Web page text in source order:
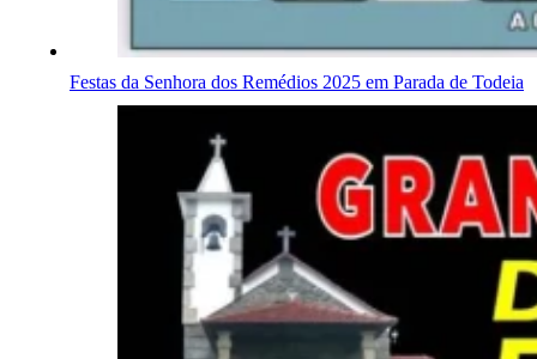
Festas da Senhora dos Remédios 2025 em Parada de Todeia